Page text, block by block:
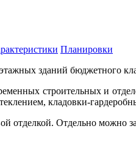
Планировки
зданий бюджетного
строительных и
кладовки-
отделкой. Отдельно можно